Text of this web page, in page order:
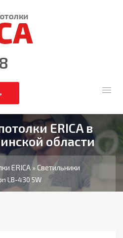
ERICA в
области
ERICA»Светильники
LB-430 5W